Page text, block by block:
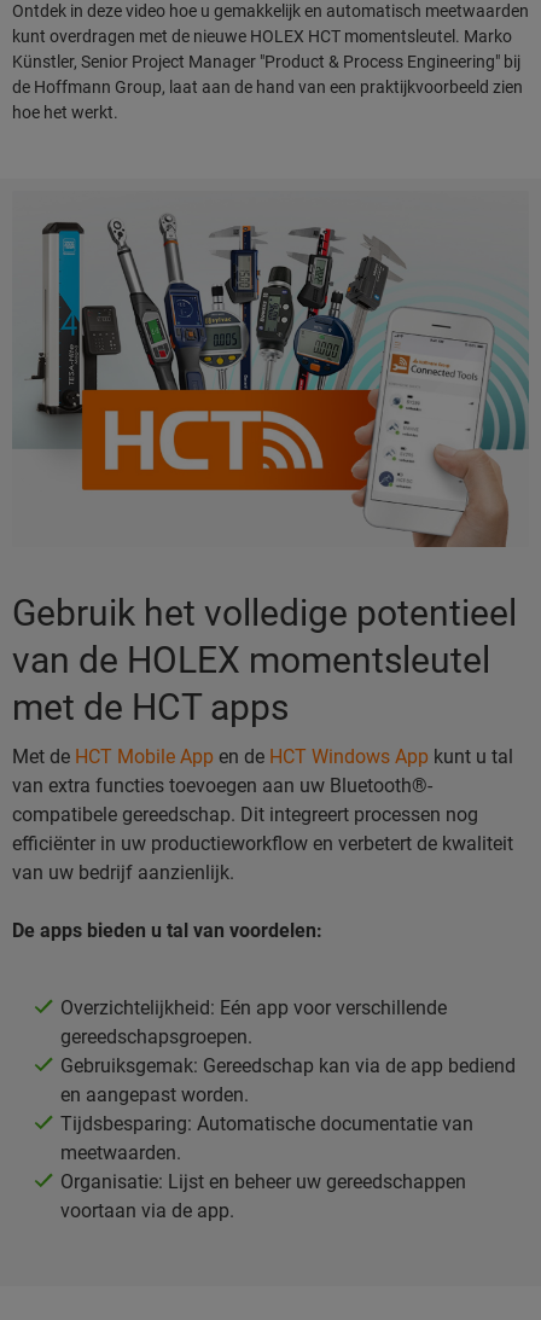
Ontdek in deze video hoe u gemakkelijk en automatisch meetwaarden
kunt overdragen met de nieuwe HOLEX HCT momentsleutel. Marko
Künstler, Senior Project Manager "Product & Process Engineering" bij
de Hoffmann Group, laat aan de hand van een praktijkvoorbeeld zien
hoe het werkt.
Gebruik het volledige potentieel
van de HOLEX momentsleutel
met de HCT apps
Met de HCT Mobile App en de HCT Windows App kunt u tal
van extra functies toevoegen aan uw Bluetooth®-
compatibele gereedschap. Dit integreert processen nog
efficiënter in uw productieworkflow en verbetert de kwaliteit
van uw bedrijf aanzienlijk.
De apps bieden u tal van voordelen:
Overzichtelijkheid: Eén app voor verschillende
gereedschapsgroepen.
Gebruiksgemak: Gereedschap kan via de app bediend
en aangepast worden.
Tijdsbesparing: Automatische documentatie van
meetwaarden.
Organisatie: Lijst en beheer uw gereedschappen
voortaan via de app.